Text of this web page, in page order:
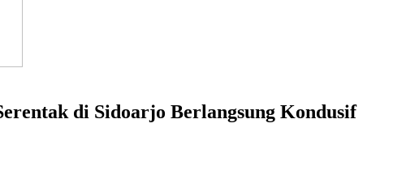
di Sidoarjo Berlangsung Kondusif